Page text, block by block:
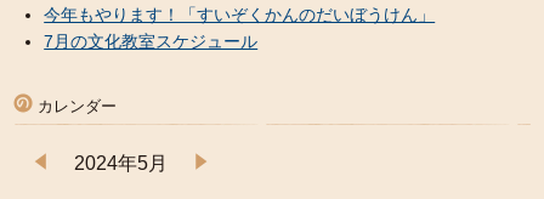
今年もやります！「すいぞくかんのだいぼうけん」
7月の文化教室スケジュール
カレンダー
2024年5月